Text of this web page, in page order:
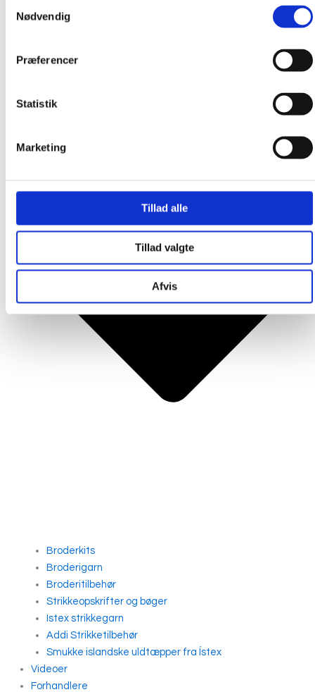
Nødvendig
Præferencer
Statistik
Marketing
Tillad alle
Tillad valgte
Afvis
Broderkits
Broderigarn
Broderitilbehør
Strikkeopskrifter og bøger
Istex strikkegarn
Addi Strikketilbehør
Smukke islandske uldtæpper fra Ístex
Videoer
Forhandlere